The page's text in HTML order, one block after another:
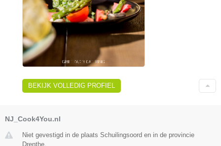
BEKIJK VOLLEDIG PROFIEL
NJ_Cook4You.nl
Niet gevestigd in de plaats Schuilingsoord en in de provincie
Drenthe.